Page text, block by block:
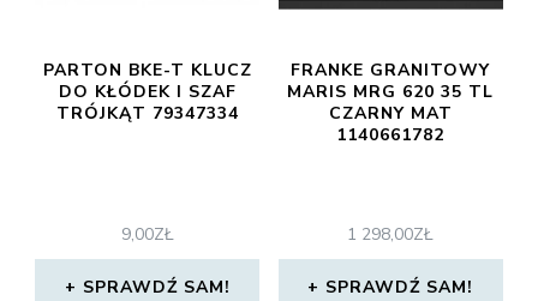
PARTON BKE-T KLUCZ
DO KŁÓDEK I SZAF
TRÓJKĄT 79347334
9,00ZŁ
SPRAWDŹ SAM!
FRANKE GRANITOWY
MARIS MRG 620 35 TL
CZARNY MAT
1140661782
1 298,00ZŁ
SPRAWDŹ SAM!